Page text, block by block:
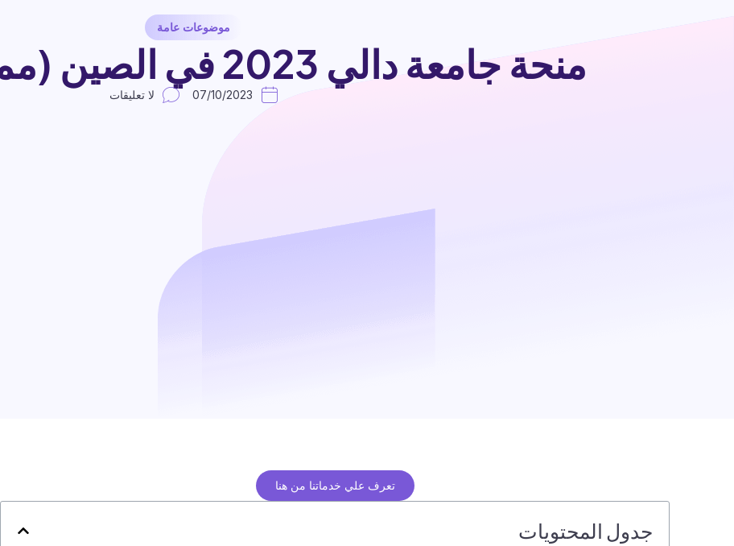
موضوعات عامة
منحة جامعة دالي 2023 في الصين (ممولة بالكامل)
07/10/2023 لا تعليقات
تعرف علي خدماتنا من هنا
جدول المحتويات